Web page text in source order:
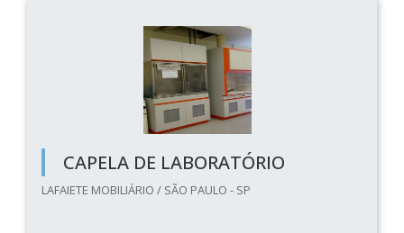
CAPELA DE LABORATÓRIO
LAFAIETE MOBILIÁRIO / SÃO PAULO - SP